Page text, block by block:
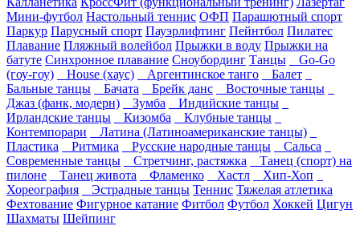
Мини-футбол Настольный теннис ОФП Парашютный спорт
Паркур Парусный спорт Пауэрлифтинг Пейнтбол Пилатес
Плавание Пляжный волейбол Прыжки в воду Прыжки на
батуте Синхронное плавание Сноубординг Танцы
Go-Go
(гоу-гоу)
House (хаус) Аргентинское танго
Балет
Бальные танцы
Бачата Брейк данс
Восточные танцы
Джаз (фанк, модерн)
Зумба
Индийские танцы
Ирландские танцы
Кизомба
Клубные танцы
Контемпорари
Латина (Латиноамериканские танцы)
Пластика
Ритмика Русские народные танцы
Сальса
Современные танцы
Стретчинг, растяжка
Танец (спорт) на
пилоне
Танец живота Фламенко Хастл
Хип-Хоп
Хореография
Эстрадные танцы Теннис Тяжелая атлетика
Фехтование Фигурное катание Фитбол Футбол Хоккей Цигун
Шахматы Шейпинг